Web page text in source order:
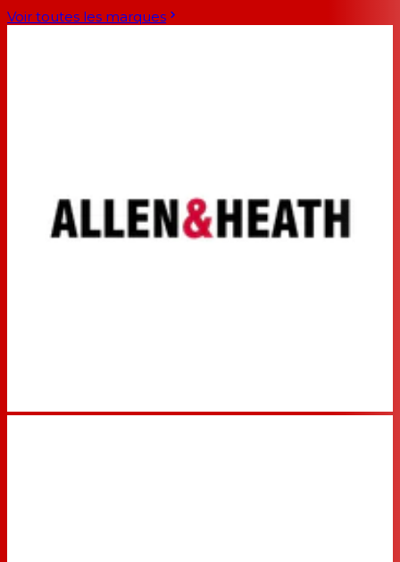
Voir toutes les marques